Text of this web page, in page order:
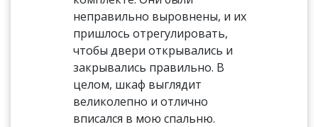
неправильно выровнены, и их
пришлось отрегулировать,
чтобы двери открывались и
закрывались правильно. В
целом, шкаф выглядит
великолепно и отлично
вписался в мою спальню.